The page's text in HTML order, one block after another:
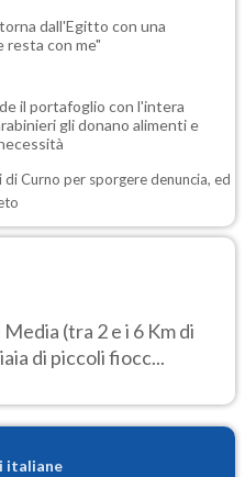
dall'Egitto con una
resta con me"
il portafoglio con l'intera
gli donano alimenti e
Curno per sporgere denuncia, ed
(tra 2 e i 6 Km di
di piccoli fiocc...
italiane